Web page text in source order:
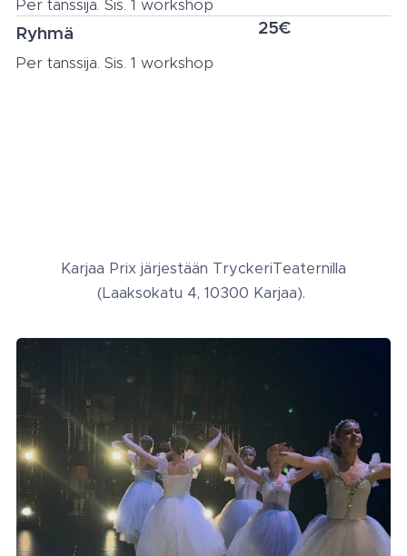
Per tanssija. Sis. 1 workshop
Ryhmä
Per tanssija. Sis. 1 workshop
25€
Karjaa Prix järjestään TryckeriTeaternilla
(Laaksokatu 4, 10300 Karjaa).